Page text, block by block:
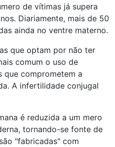
de vítimas já supera
Diariamente, mais de 50
ainda no ventre materno.
que optam por não ter
comum o uso de
que comprometem a
A infertilidade conjugal
é reduzida a um mero
tornando-se fonte de
"fabricadas" com